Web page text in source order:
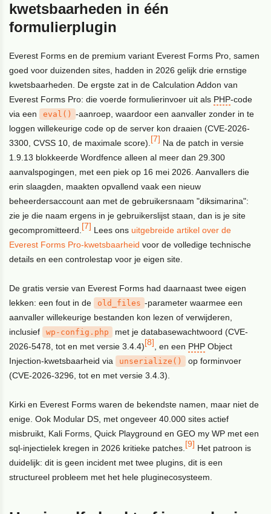
kwetsbaarheden in één
formulierplugin
Everest Forms en de premium variant Everest Forms Pro, samen
goed voor duizenden sites, hadden in 2026 gelijk drie ernstige
kwetsbaarheden. De ergste zat in de Calculation Addon van
Everest Forms Pro: die voerde formulierinvoer uit als PHP-code
via een
eval()
-aanroep, waardoor een aanvaller zonder in te
loggen willekeurige code op de server kon draaien (CVE-2026-
3300, CVSS 10, de maximale score).[7] Na de patch in versie
1.9.13 blokkeerde Wordfence alleen al meer dan 29.300
aanvalspogingen, met een piek op 16 mei 2026. Aanvallers die
erin slaagden, maakten opvallend vaak een nieuw
beheerdersaccount aan met de gebruikersnaam "diksimarina":
zie je die naam ergens in je gebruikerslijst staan, dan is je site
gecompromitteerd.[7] Lees ons uitgebreide artikel over de
Everest Forms Pro-kwetsbaarheid voor de volledige technische
details en een controlestap voor je eigen site.
De gratis versie van Everest Forms had daarnaast twee eigen
lekken: een fout in de
old_files -parameter waarmee een
aanvaller willekeurige bestanden kon lezen of verwijderen,
inclusief
wp-config.php
met je databasewachtwoord (CVE-
2026-5478, tot en met versie 3.4.4)[8], en een PHP Object
Injection-kwetsbaarheid via
unserialize()
op forminvoer
(CVE-2026-3296, tot en met versie 3.4.3).
Kirki en Everest Forms waren de bekendste namen, maar niet de
enige. Ook Modular DS, met ongeveer 40.000 sites actief
misbruikt, Kali Forms, Quick Playground en GEO my WP met een
sql-injectielek kregen in 2026 kritieke patches.[9] Het patroon is
duidelijk: dit is geen incident met twee plugins, dit is een
structureel probleem met het hele pluginecosysteem.